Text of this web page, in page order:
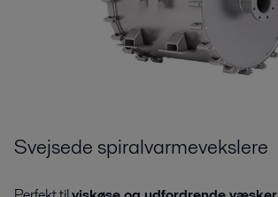
Svejsede spiralvarmevekslere